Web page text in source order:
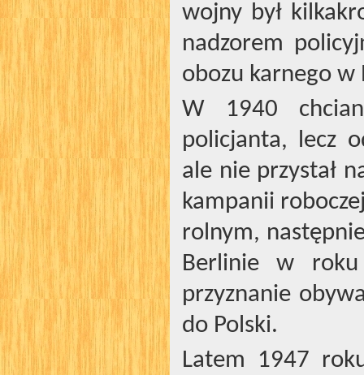
wojny był
nadzorem
obozu karnego w
W 1940
policjanta, lecz
ale nie przystał
kampanii
rolnym,
Berlinie w roku
przyznanie
do Polski.
Latem 1947